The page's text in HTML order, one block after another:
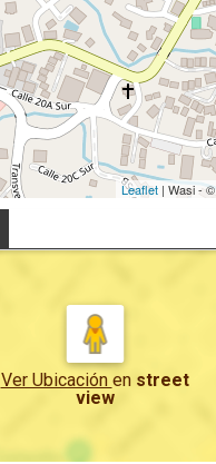
Leaflet | Wasi - ©
Ver Ubicación en street
view